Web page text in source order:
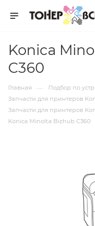
Konica
C360
Главная — Подбор по
Запчасти для принтеров
Запчасти для принтеров
Konica Minolta Bizhub C360